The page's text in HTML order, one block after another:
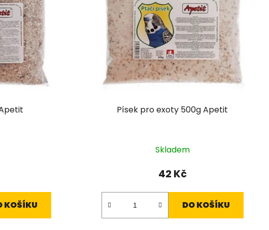
KOŠÍKU
Písek pro exoty 500g Apetit
Skladem
42 Kč
DO KOŠÍKU